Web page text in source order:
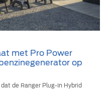
met Pro Power
op
de Ranger Plug-In Hybrid